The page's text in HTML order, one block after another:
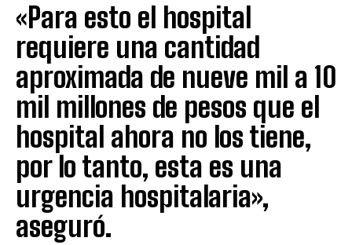
«Para esto el hospital
requiere una cantidad
aproximada de nueve mil a 10
mil millones de pesos que el
hospital ahora no los tiene,
por lo tanto, esta es una
urgencia hospitalaria»,
aseguró.